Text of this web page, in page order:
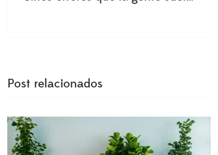
Post relacionados